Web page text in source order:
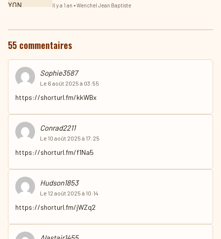
Il y a 1 an • Wenchel Jean Baptiste
55 commentaires
Sophie3587
Le 6 août 2025 à 03:55
https://shorturl.fm/kkWBx
Conrad2211
Le 10 août 2025 à 17:25
https://shorturl.fm/f1Na5
Hudson1853
Le 12 août 2025 à 10:14
https://shorturl.fm/jWZq2